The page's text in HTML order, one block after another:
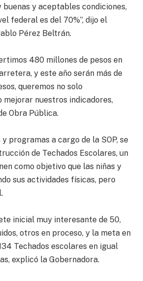
buenas y aceptables condiciones,
federal es del 70%”, dijo el
Pérez Beltrán.
480 millones de pesos en
y este año serán más de
queremos no solo
mejorar nuestros indicadores,
Obra Pública.
programas a cargo de la SOP, se
de Techados Escolares, un
como objetivo que las niñas y
sus actividades físicas, pero
inicial muy interesante de 50,
otros en proceso, y la meta en
Techados escolares en igual
explicó la Gobernadora.